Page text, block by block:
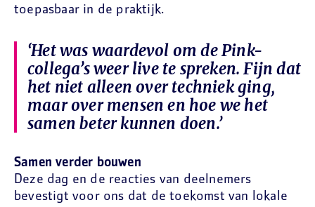
toepasbaar in de praktijk.
‘Het was waardevol om de Pink-
collega’s weer live te spreken. Fijn dat
het niet alleen over techniek ging,
maar over mensen en hoe we het
samen beter kunnen doen.’
Samen verder bouwen
Deze dag en de reacties van deelnemers
bevestigt voor ons dat de toekomst van lokale